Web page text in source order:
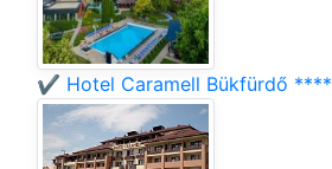
✔️ Hotel Caramell Bükfürdő ****